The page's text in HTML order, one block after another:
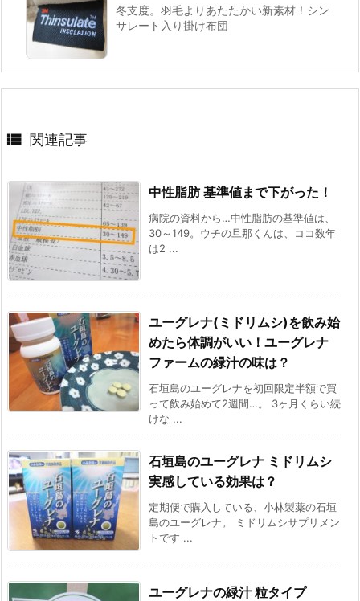
冬支度。羽毛よりあたたかい新素材！シン
サレート入り掛け布団
 関連記事
中性脂肪 基準値まで下がった！
病院の資料から…中性脂肪の基準値は、
30～149。ウチの旦那くんは、ココ数年
は2 ...
ユーグレナ(ミドリムシ)を飲み始
めたら体調がいい！ユーグレナ
ファームの緑汁の味は？
石垣島のユーグレナを初回限定半額で買
って飲み始めて2週間…。 3ヶ月くらい続
けな ...
石垣島のユーグレナ ミドリムシ
実感している効果は？
定期便で購入している、小林製薬の石垣
島のユーグレナ。 ミドリムシサプリメン
トです ...
ユーグレナの緑汁 粒タイプ